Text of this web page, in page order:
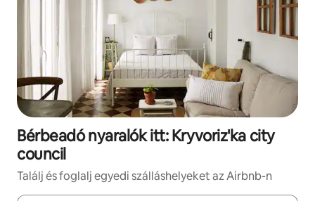
Bérbeadó nyaralók itt: Kryvoriz'ka city
council
Találj és foglalj egyedi szálláshelyeket az Airbnb-n